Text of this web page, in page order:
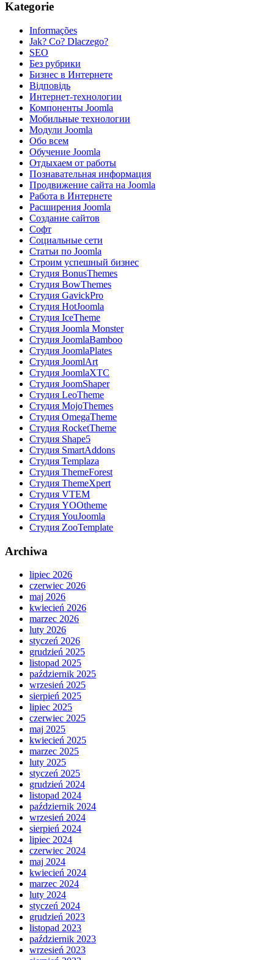
Kategorie
Informações
Jak? Co? Dlaczego?
SEO
Без рубрики
Бизнес в Интернете
Відповідь
Интернет-технологии
Компоненты Joomla
Мобильные технологии
Модули Joomla
Обо всем
Обучение Joomla
Отдыхаем от работы
Познавательная информация
Продвижение сайта на Joomla
Работа в Интернете
Расширения Joomla
Создание сайтов
Софт
Социальные сети
Статьи по Joomla
Строим успешный бизнес
Студия BonusThemes
Студия BowThemes
Студия GavickPro
Студия HotJoomla
Студия IceTheme
Студия Joomla Monster
Студия JoomlaBamboo
Студия JoomlaPlates
Студия JoomlArt
Студия JoomlaXTC
Студия JoomShaper
Студия LeoTheme
Студия MojoThemes
Студия OmegaTheme
Студия RocketTheme
Студия Shape5
Студия SmartAddons
Студия Templaza
Студия ThemeForest
Студия ThemeXpert
Студия VTEM
Студия YOOtheme
Студия YouJoomla
Студия ZooTemplate
Archiwa
lipiec 2026
czerwiec 2026
maj 2026
kwiecień 2026
marzec 2026
luty 2026
styczeń 2026
grudzień 2025
listopad 2025
październik 2025
wrzesień 2025
sierpień 2025
lipiec 2025
czerwiec 2025
maj 2025
kwiecień 2025
marzec 2025
luty 2025
styczeń 2025
grudzień 2024
listopad 2024
październik 2024
wrzesień 2024
sierpień 2024
lipiec 2024
czerwiec 2024
maj 2024
kwiecień 2024
marzec 2024
luty 2024
styczeń 2024
grudzień 2023
listopad 2023
październik 2023
wrzesień 2023